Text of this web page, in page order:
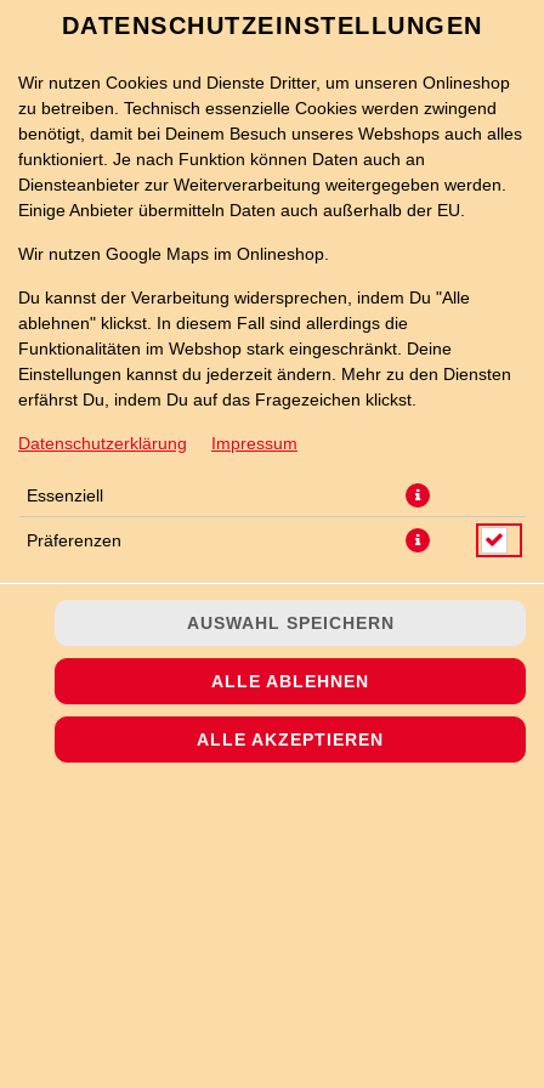
HALB & HALB - 26ER GRÖSSE
JETZT BESTELLEN
DATENSCHUTZEINSTELLUNGEN
Wir nutzen Cookies und Dienste Dritter, um unseren Onlineshop
zu betreiben. Technisch essenzielle Cookies werden zwingend
benötigt, damit bei Deinem Besuch unseres Webshops auch alles
funktioniert. Je nach Funktion können Daten auch an
Diensteanbieter zur Weiterverarbeitung weitergegeben werden.
Einige Anbieter übermitteln Daten auch außerhalb der EU.
Wir nutzen Google Maps im Onlineshop.
Du kannst der Verarbeitung widersprechen, indem Du "Alle
ablehnen" klickst. In diesem Fall sind allerdings die
Funktionalitäten im Webshop stark eingeschränkt. Deine
Einstellungen kannst du jederzeit ändern. Mehr zu den Diensten
erfährst Du, indem Du auf das Fragezeichen klickst.
Datenschutzerklärung Impressum
Essenziell
Präferenzen
AUSWAHL SPEICHERN
ALLE ABLEHNEN
ALLE AKZEPTIEREN